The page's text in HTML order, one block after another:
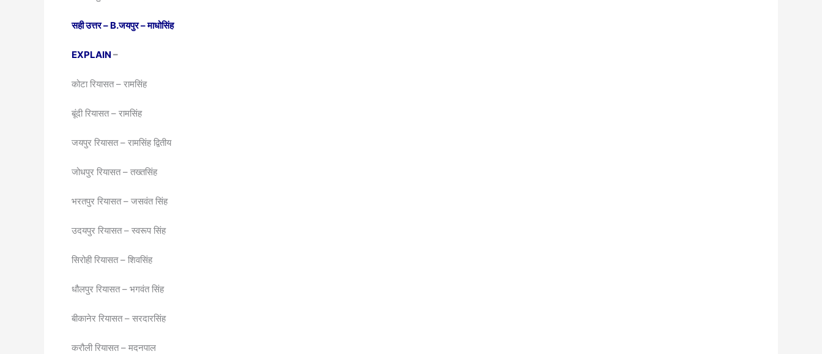
सही उत्तर – B.जयपुर – माधोसिंह
EXPLAIN –
कोटा रियासत – रामसिंह
बूंदी रियासत – रामसिंह
जयपुर रियासत – रामसिंह द्वितीय
जोधपुर रियासत – तख्तसिंह
भरतपुर रियासत – जसवंत सिंह
उदयपुर रियासत – स्वरूप सिंह
सिरोही रियासत – शिवसिंह
धौलपुर रियासत – भगवंत सिंह
बीकानेर रियासत – सरदारसिंह
करौली रियासत – मदनपाल